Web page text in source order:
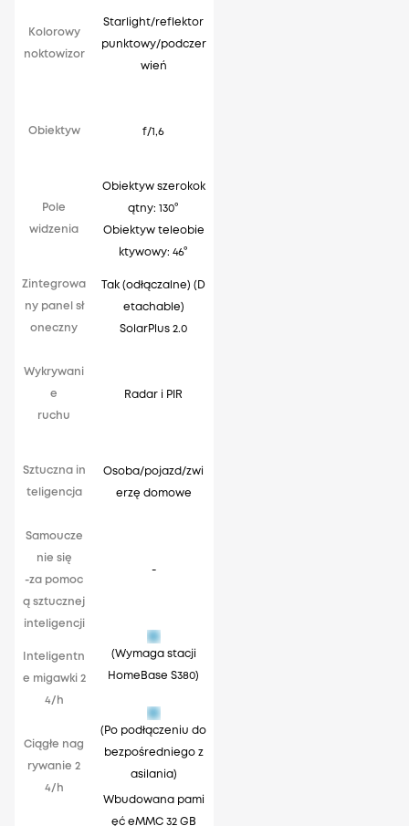
Kolorowy
noktowizor
Obiektyw
Pole
widzenia
Zintegrowa
ny panel sł
oneczny
Wykrywani
e
ruchu
Sztuczna in
teligencja
Samoucze
nie się
-za pomoc
ą sztucznej
inteligencji
Inteligentn
e migawki 2
4/h
Ciągłe nag
rywanie 2
4/h
Starlight/reflektor
punktowy/podczer
wień
f/1,6
Obiektyw szerokok
ątny: 130°
Obiektyw teleobie
ktywowy: 46°
Tak (odłączalne) (D
etachable)
SolarPlus 2.0
Radar i PIR
Osoba/pojazd/zwi
erzę domowe
-
(Wymaga stacji
HomeBase S380)
(Po podłączeniu do
bezpośredniego z
asilania)
Wbudowana pami
ęć eMMC 32 GB